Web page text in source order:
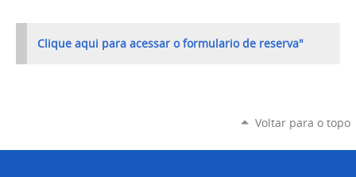
Clique aqui para acessar o formulario de reserva"
Voltar para o topo